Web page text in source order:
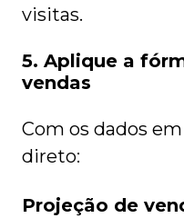
visitas.
5. Aplique a
vendas
Com os dados
direto:
Projeção de